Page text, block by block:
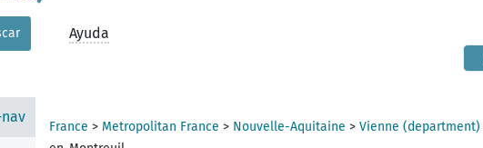
Ayuda
France > Metropolitan France > Nouvelle-Aquitaine > Vienne (department)